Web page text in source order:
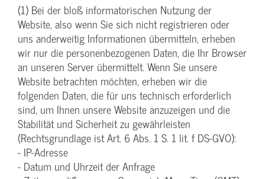
(1) Bei der bloß informatorischen Nutzung der
Website, also wenn Sie sich nicht registrieren oder
uns anderweitig Informationen übermitteln, erheben
wir nur die personenbezogenen Daten, die Ihr Browser
an unseren Server übermittelt. Wenn Sie unsere
Website betrachten möchten, erheben wir die
folgenden Daten, die für uns technisch erforderlich
sind, um Ihnen unsere Website anzuzeigen und die
Stabilität und Sicherheit zu gewährleisten
(Rechtsgrundlage ist Art. 6 Abs. 1 S. 1 lit. f DS-GVO):
- IP-Adresse
- Datum und Uhrzeit der Anfrage